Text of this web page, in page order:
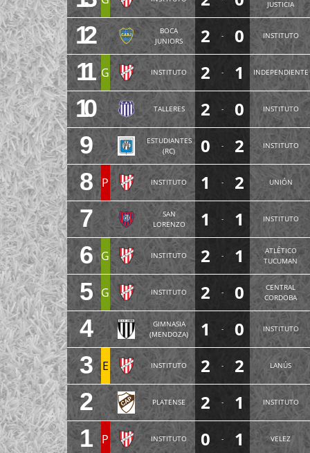
JUSTICIA
12
BOCA
JUNIORS
2 - 0 INSTITUTO
11 G INSTITUTO 2 - 1 INDEPENDIENTE
10 TALLERES 2 - 0 INSTITUTO
9
ESTUDIANTES
(RC)
0 - 2 INSTITUTO
8 P INSTITUTO 1 - 2 UNIÓN
7
SAN
LORENZO
1 - 1 INSTITUTO
6 G INSTITUTO 2 - 1
ATLÉTICO
TUCUMAN
5 G INSTITUTO 2 - 0
CENTRAL
CORDOBA
4
GIMNASIA
(MENDOZA)
1 - 0 INSTITUTO
3 E INSTITUTO 2 - 2 LANÚS
2 PLATENSE 2 - 1 INSTITUTO
1 P INSTITUTO 0 - 1 VELEZ